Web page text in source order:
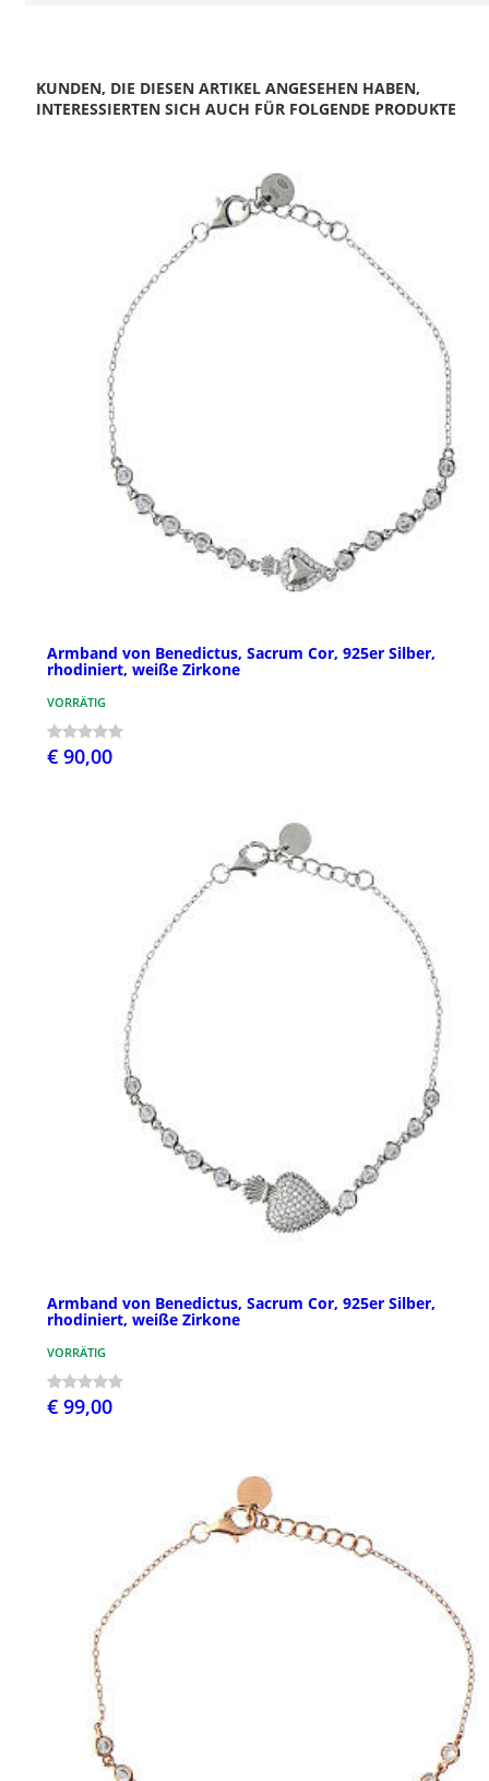
KUNDEN, DIE DIESEN ARTIKEL ANGESEHEN HABEN,
INTERESSIERTEN SICH AUCH FÜR FOLGENDE PRODUKTE
Armband von Benedictus, Sacrum Cor, 925er Silber,
rhodiniert, weiße Zirkone
VORRÄTIG
€ 90,00
Armband von Benedictus, Sacrum Cor, 925er Silber,
rhodiniert, weiße Zirkone
VORRÄTIG
€ 99,00